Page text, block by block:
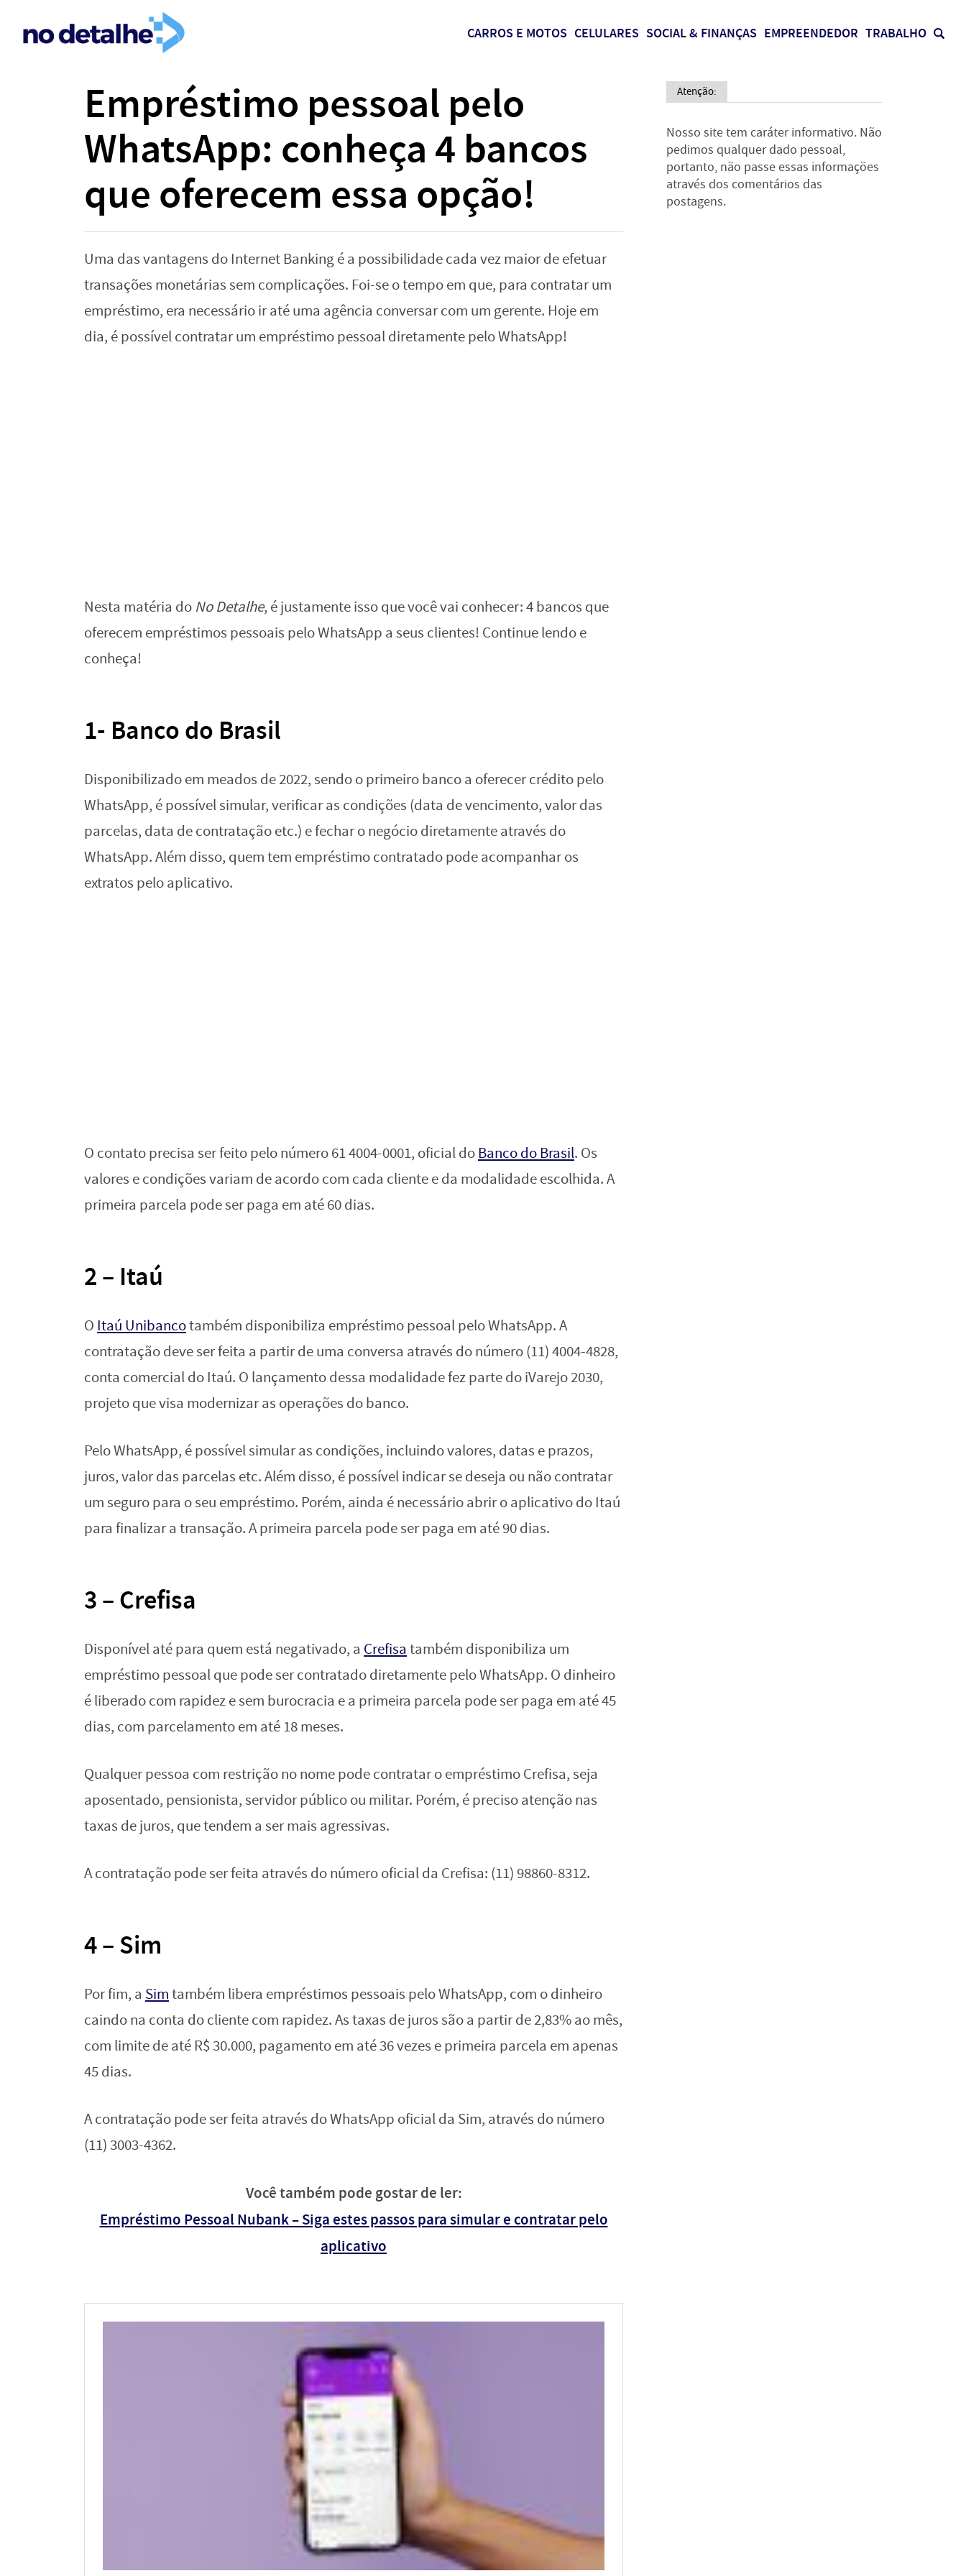
CARROS E MOTOS CELULARES SOCIAL & FINANÇAS EMPREENDEDOR TRABALHO
Empréstimo pessoal pelo
WhatsApp: conheça 4 bancos
que oferecem essa opção!
Uma das vantagens do Internet Banking é a possibilidade cada vez maior de efetuar
transações monetárias sem complicações. Foi-se o tempo em que, para contratar um
empréstimo, era necessário ir até uma agência conversar com um gerente. Hoje em
dia, é possível contratar um empréstimo pessoal diretamente pelo WhatsApp!
Nesta matéria do No Detalhe, é justamente isso que você vai conhecer: 4 bancos que
oferecem empréstimos pessoais pelo WhatsApp a seus clientes! Continue lendo e
conheça!
1- Banco do Brasil
Disponibilizado em meados de 2022, sendo o primeiro banco a oferecer crédito pelo
WhatsApp, é possível simular, verificar as condições (data de vencimento, valor das
parcelas, data de contratação etc.) e fechar o negócio diretamente através do
WhatsApp. Além disso, quem tem empréstimo contratado pode acompanhar os
extratos pelo aplicativo.
O contato precisa ser feito pelo número 61 4004-0001, oficial doBanco do Brasil. Os
valores e condições variam de acordo com cada cliente e da modalidade escolhida. A
primeira parcela pode ser paga em até 60 dias.
2 – Itaú
O Itaú Unibancotambém disponibiliza empréstimo pessoal pelo WhatsApp. A
contratação deve ser feita a partir de uma conversa através do número (11) 4004-4828,
conta comercial do Itaú. O lançamento dessa modalidade fez parte do iVarejo 2030,
projeto que visa modernizar as operações do banco.
Pelo WhatsApp, é possível simular as condições, incluindo valores, datas e prazos,
juros, valor das parcelas etc. Além disso, é possível indicar se deseja ou não contratar
um seguro para o seu empréstimo. Porém, ainda é necessário abrir o aplicativo do Itaú
para finalizar a transação. A primeira parcela pode ser paga em até 90 dias.
3 – Crefisa
Disponível até para quem está negativado, a Crefisatambém disponibiliza um
empréstimo pessoal que pode ser contratado diretamente pelo WhatsApp. O dinheiro
é liberado com rapidez e sem burocracia e a primeira parcela pode ser paga em até 45
dias, com parcelamento em até 18 meses.
Qualquer pessoa com restrição no nome pode contratar o empréstimo Crefisa, seja
aposentado, pensionista, servidor público ou militar. Porém, é preciso atenção nas
taxas de juros, que tendem a ser mais agressivas.
A contratação pode ser feita através do número oficial da Crefisa: (11) 98860-8312.
4 – Sim
Por fim, a Simtambém libera empréstimos pessoais pelo WhatsApp, com o dinheiro
caindo na conta do cliente com rapidez. As taxas de juros são a partir de 2,83% ao mês,
com limite de até R$ 30.000, pagamento em até 36 vezes e primeira parcela em apenas
45 dias.
A contratação pode ser feita através do WhatsApp oficial da Sim, através do número
(11) 3003-4362.
Você também pode gostar de ler:
Empréstimo Pessoal Nubank – Siga estes passos para simular e contratar pelo
aplicativo
Atenção:
Nosso site tem caráter informativo. Não
pedimos qualquer dado pessoal,
portanto, não passe essas informações
através dos comentários das
postagens.